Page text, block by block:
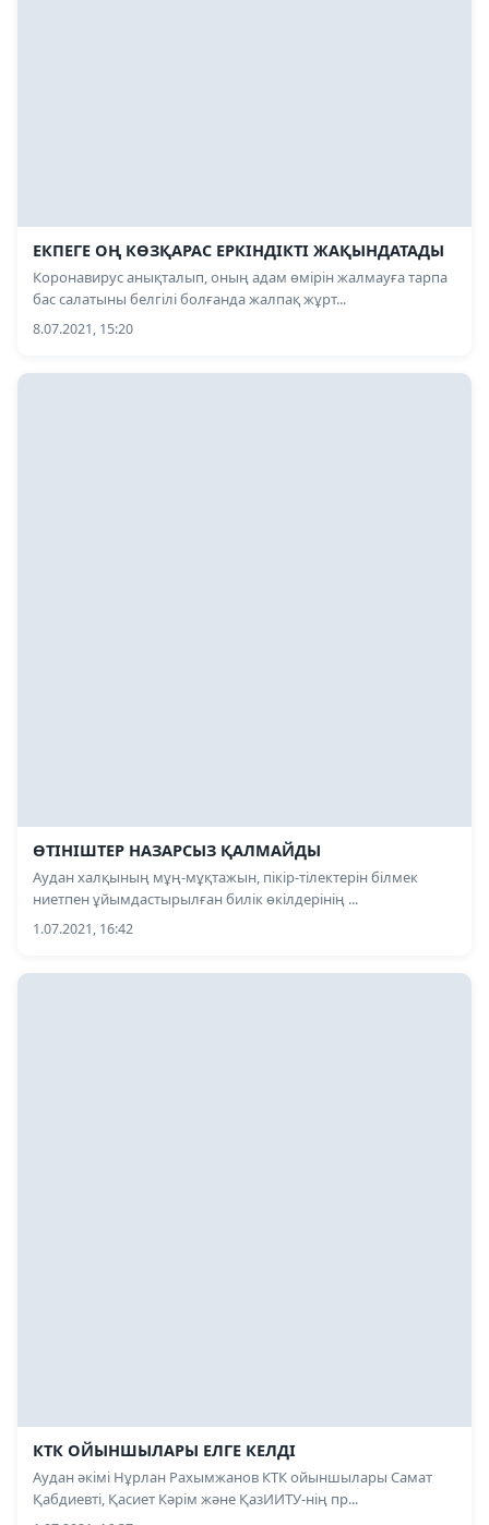
ЕКПЕГЕ ОҢ КӨЗҚАРАС ЕРКІНДІКТІ ЖАҚЫНДАТАДЫ
Коронавирус анықталып, оның адам өмірін жалмауға тарпа
бас салатыны белгілі болғанда жалпақ жұрт...
8.07.2021, 15:20
ӨТІНІШТЕР НАЗАРСЫЗ ҚАЛМАЙДЫ
Аудан халқының мұң-мұқтажын, пікір-тілектерін білмек
ниетпен ұйымдастырылған билік өкілдерінің ...
1.07.2021, 16:42
КТК ОЙЫНШЫЛАРЫ ЕЛГЕ КЕЛДІ
Аудан әкімі Нұрлан Рахымжанов КТК ойыншылары Самат
Қабдиевті, Қасиет Кәрім және ҚазИИТУ-нің пр...